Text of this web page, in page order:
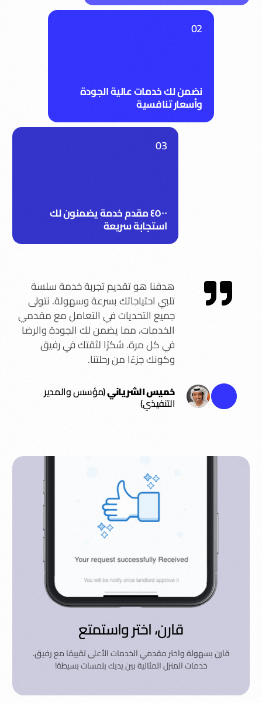
02
نضمن لك خدمات عالية الجودة
وأسعار تنافسية
03
٤٥٠٠ مقدم خدمة يضمنون لك
استجابة سريعة
هدفنا هو تقديم تجربة خدمة سلسة
تلبي احتياجاتك بسرعة وسهولة. نتولى
جميع التحديات في التعامل مع مقدمي
الخدمات، مما يضمن لك الجودة والرضا
في كل مرة. شكرًا لثقتك في رفيق
وكونك جزءًا من رحلتنا.
خميس الشرياني(مؤسس والمدير
التنفيذي)
قارن، اختر واستمتع
قارن بسهولة واختر مقدمي الخدمات الأعلى تقييمًا مع رفيق.
خدمات المنزل المثالية بين يديك بلمسات بسيطة!